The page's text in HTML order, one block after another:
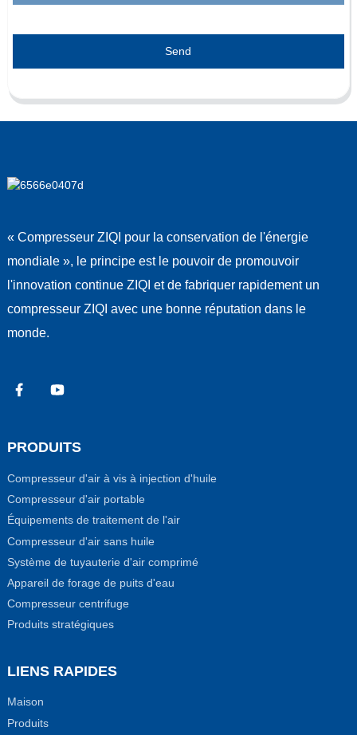
Send
« Compresseur ZIQI pour la conservation de l'énergie
mondiale », le principe est le pouvoir de promouvoir
l'innovation continue ZIQI et de fabriquer rapidement un
compresseur ZIQI avec une bonne réputation dans le
monde.
PRODUITS
Compresseur d'air à vis à injection d'huile
Compresseur d'air portable
Équipements de traitement de l'air
Compresseur d'air sans huile
Système de tuyauterie d'air comprimé
Appareil de forage de puits d'eau
Compresseur centrifuge
Produits stratégiques
LIENS RAPIDES
Maison
Produits